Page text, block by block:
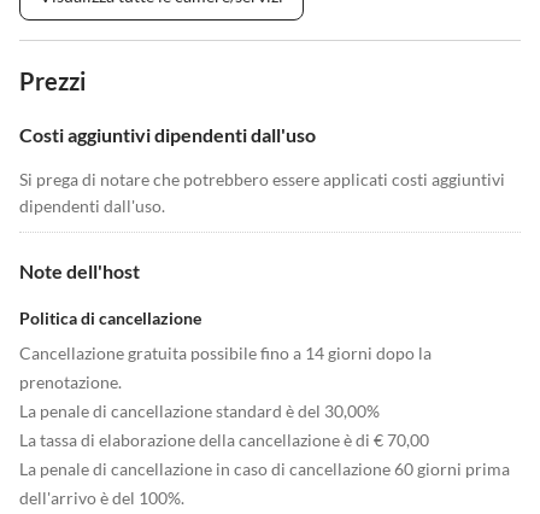
Prezzi
Costi aggiuntivi dipendenti dall'uso
Si prega di notare che potrebbero essere applicati costi aggiuntivi
dipendenti dall'uso.
Note dell'host
Politica di cancellazione
Cancellazione gratuita possibile fino a 14 giorni dopo la
prenotazione.
La penale di cancellazione standard è del 30,00%
La tassa di elaborazione della cancellazione è di € 70,00
La penale di cancellazione in caso di cancellazione 60 giorni prima
dell'arrivo è del 100%.